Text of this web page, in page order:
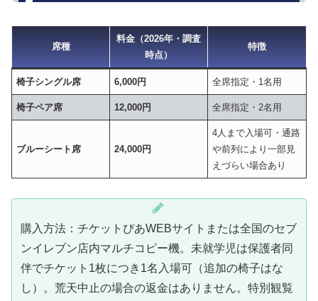
席種
料金（2026年・調査
時点）
特徴
椅子シングル席 6,000円 全席指定・1名用
椅子ペア席 12,000円 全席指定・2名用
ブルーシート席 24,000円
4人まで入場可・通路
や前列により一部見
えづらい場合あり
購入方法：チケットぴあWEBサイトまたは全国のセブ
ンイレブン店内マルチコピー機。未就学児は保護者同
伴でチケット1枚につき1名入場可（追加の椅子はな
し）。荒天中止の場合の返金はありません。特別観覧